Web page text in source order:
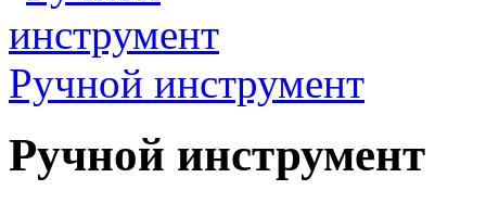
Ручной инструмент
Ручной инструмент